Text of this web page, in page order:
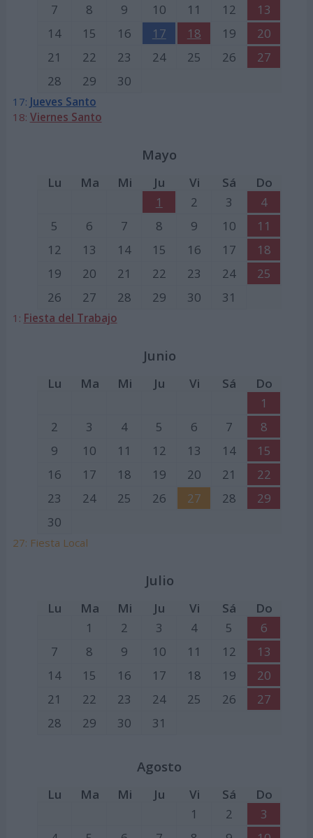
7 8 9 10 11 12
13
14
15 16 17 18 19
20
21
22 23 24 25 26
27
28
29 30
17: Jueves Santo
18: Viernes Santo
Mayo
Lu Ma Mi Ju Vi Sá
Do
1
2 3
4
5
6 7 8 9 10
11
12
13 14 15 16 17
18
19
20 21 22 23 24
25
26
27 28 29 30 31
1: Fiesta del Trabajo
Junio
Lu Ma Mi Ju Vi Sá
Do
1
2
3 4 5 6 7
8
9
10 11 12 13 14
15
16
17 18 19 20 21
22
23
24 25 26 27 28
29
30
27: Fiesta Local
Julio
Lu Ma Mi Ju Vi Sá
Do
1
2 3 4 5
6
7
8 9 10 11 12
13
14
15 16 17 18 19
20
21
22 23 24 25 26
27
28
29 30 31
Agosto
Lu Ma Mi Ju Vi Sá
Do
1
2
3